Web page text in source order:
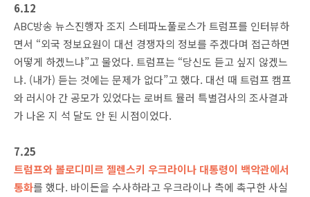
6.12
ABC방송 뉴스진행자 조지 스테파노풀로스가 트럼프를 인터뷰하
면서 “외국 정보요원이 대선 경쟁자의 정보를 주겠다며 접근하면
어떻게 하겠느냐”고 물었다. 트럼프는 “당신도 듣고 싶지 않겠느
냐. (내가) 듣는 것에는 문제가 없다”고 했다. 대선 때 트럼프 캠프
와 러시아 간 공모가 있었다는 로버트 뮬러 특별검사의 조사결과
가 나온 지 석 달도 안 된 시점이었다.
7.25
트럼프와 볼로디미르 젤렌스키 우크라이나 대통령이 백악관에서
통화를 했다. 바이든을 수사하라고 우크라이나 측에 촉구한 사실